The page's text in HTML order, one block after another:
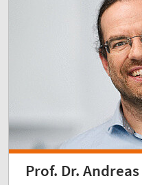
Prof. Dr.